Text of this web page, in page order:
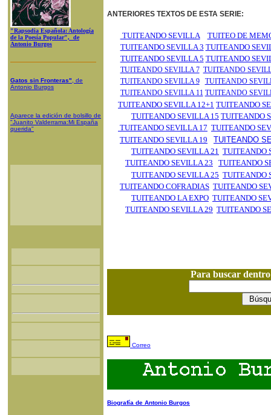
"Rapsodia Española: Antología
de la Poesía Popular", de
Antonio Burgos
Gatos sin Fronteras" , de
Antonio Burgos
Aparece la edición de bolsillo de
"Juanito Valderrama:Mi España
querida"
ANTERIORES TEXTOS DE ESTA SERIE:
TUITEANDO SEVILLA
TUITEO DE
TUITEANDO SEVILLA 3 TUITEANDO
TUITEANDO SEVILLA 5 TUITEANDO
TUITEANDO SEVILLA 7 TUITEANDO
TUITEANDO SEVILLA 9
TUITEANDO
TUITEANDO SEVILLA 11 TUITEANDO
TUITEANDO SEVILLA 12+1 TUITEANDO
TUITEANDO SEVILLA 15 TUITEANDO
TUITEANDO SEVILLA 17 TUITEANDO
TUITEANDO SEVILLA 19
TUITEANDO
TUITEANDO SEVILLA 21 TUITEANDO
TUITEANDO SEVILLA 23
TUITEANDO
TUITEANDO SEVILLA 25 TUITEANDO
TUITEANDO COFRADIAS TUITEANDO
TUITEANDO LA EXPO TUITEANDO
TUITEANDO SEVILLA 29 TUITEANDO
Para buscar
Correo
Biografía de Antonio Burgos